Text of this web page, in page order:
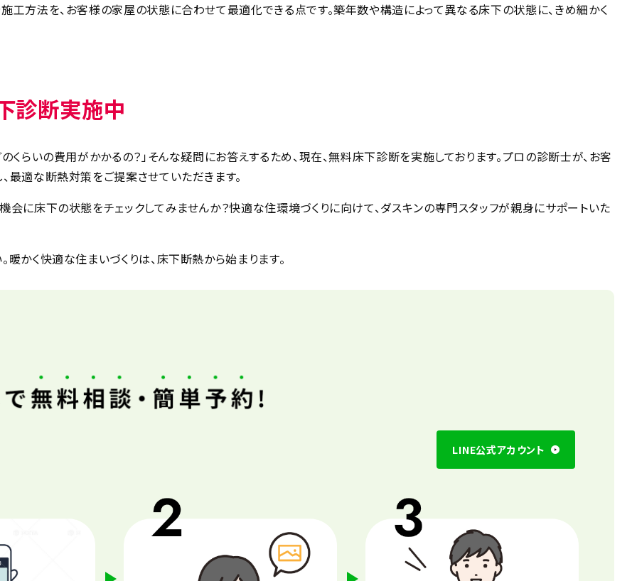
工方法を、お客様の家屋の状態に合わせて最適化できる点です。築年数や構造によって異なる床下の状態に、きめ細かく
診断実施中
くらいの費用がかかるの？」そんな疑問にお答えするため、現在、無料床下診断を実施しております。プロの診断士が、お客
最適な断熱対策をご提案させていただきます。
会に床下の状態をチェックしてみませんか？快適な住環境づくりに向けて、ダスキンの専門スタッフが親身にサポートいた
かく快適な住まいづくりは、床下断熱から始まります。
LINE公式アカウント